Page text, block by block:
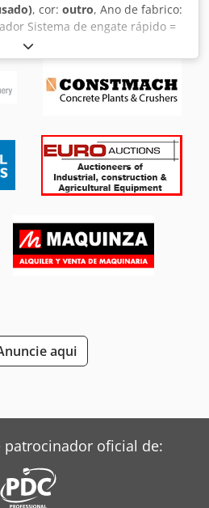
, cor: outro, Ano de fabrico:
Sistema de engate rápido =
(C x L): 4 x 48 cm Estado
visual: muito bom =
= Se tiver alguma questão ou
entrar em contacto. Garantimos
do escritório: Crjdpfx
– Inglês – Alemão –
Disponível no WhatsApp e
Disponível no WhatsApp e Viber.
por transferência bancária,
para a nossa conta bancária
os detalhes de pagamento
tenha recebido outras
Em caso de dúvidas, ligue
RABONL2U
aqui
patrocinador oficial de: